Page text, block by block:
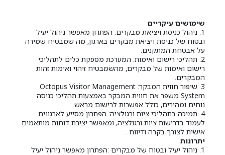
שימושים עיקריים
1. ניהול כניסת ויציאת מבקרים: הפתרון מאפשר ניהול יעיל
ובטוח של כניסת ויציאת מבקרים בארגון, מה שמבטיח שמירה
על אבטחת המתקנים.
2. תהליכי רישום ואימות: המערכת מספקת כלים לתהליכי
רישום ואימות של מבקרים, מהשמבטיח זיהוי ואימות זהות
המבקרים.
3. שיפור חווית המבקר: Octopus Visitor Management
System משפר את חווית המבקר באמצעות תהליכי כניסה
נוחים ומהירים, כולל אפשרות לרישום מראש.
4. תמיכה בתהליכי ציות ורגולציה: הפתרון מסייע לארגונים
לעמוד בדרישות ציות ורגולציה, ומאפשר יצירת דוחות מותאמים
אישית לצורך בקרה ודיווח .
יתרונות
1. ניהול יעיל ובטוח של מבקרים :הפתרון מאפשר ניהול יעיל